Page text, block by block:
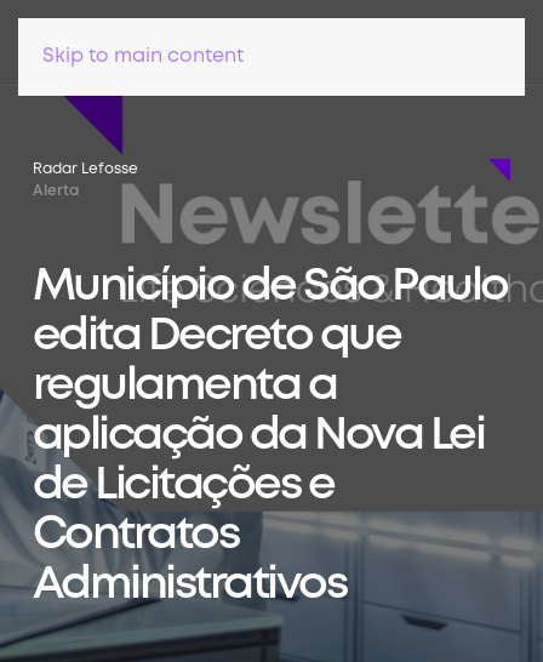
Skip to main content
Radar Lefosse
Alerta
Município de São Paulo
edita Decreto que
regulamenta a
aplicação da Nova Lei
de Licitações e
Contratos
Administrativos